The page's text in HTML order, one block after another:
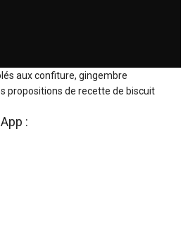
aux confiture, gingembre
propositions de recette de biscuit
: